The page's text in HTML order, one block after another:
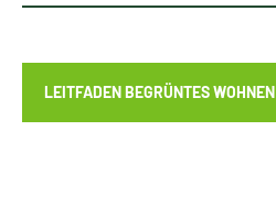
LEITFADEN BEGRÜNTES WOHNEN